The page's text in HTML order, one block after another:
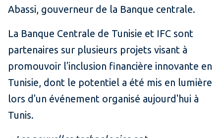
Abassi, gouverneur de la Banque centrale.
La Banque Centrale de Tunisie et IFC sont
partenaires sur plusieurs projets visant à
promouvoir l'inclusion financière innovante en
Tunisie, dont le potentiel a été mis en lumière
lors d'un événement organisé aujourd'hui à
Tunis.